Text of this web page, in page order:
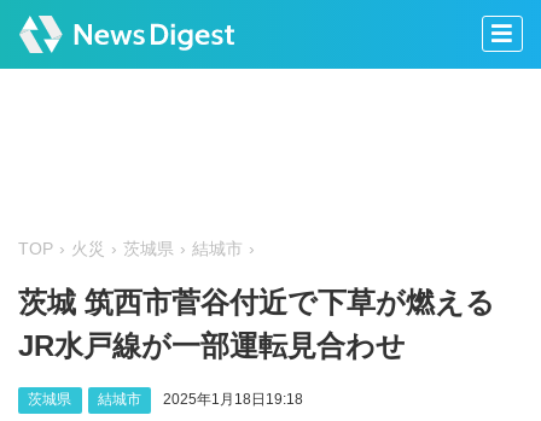
TOP 火災 茨城県 結城市
茨城 筑西市菅谷付近で下草が燃える
JR水戸線が一部運転見合わせ
茨城県 結城市 2025年1月18日19:18